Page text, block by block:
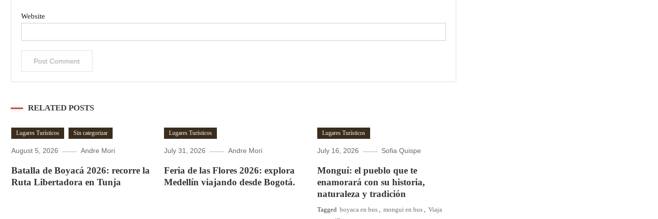
Website
RELATED POSTS
Lugares Turísticos Sin categorizar
August 5, 2026 Andre Mori
Batalla de Boyacá 2026: recorre la
Ruta Libertadora en Tunja
Lugares Turísticos
July 31, 2026 Andre Mori
Feria de las Flores 2026: explora
Medellín viajando desde Bogotá.
Lugares Turísticos
July 16, 2026 Sofia Quispe
Monguí: el pueblo que te
enamorará con su historia,
naturaleza y tradición
Tagged boyaca en bus , mongui en bus , Viaja